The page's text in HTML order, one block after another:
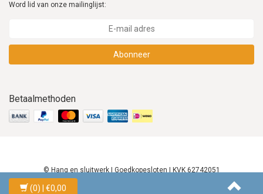
Word lid van onze mailinglijst:
Abonneer
Betaalmethoden
© Hang en sluitwerk | Goedkopesloten | KVK 62742051
(0) | €0,00